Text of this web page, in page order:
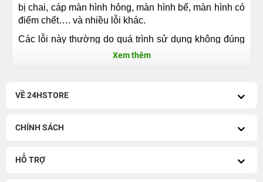
bị chai, cáp màn hình hỏng, màn hình bể, màn hình có
điểm chết…. và nhiều lỗi khác.
Các lỗi này thường do quá trình sử dụng không đúng
cách như cầm nắm máy tính không đúng cách, bộ
dài khiến bàn phím hỏng, ổ cứng hỏng, dây nguồn liên
Địa điểm sửa Laptop HP EliteBook
Với 15 năm kinh nghiệm hoạt động trong lĩnh vực sửa
Xem thêm
VỀ 24HSTORE
CHÍNH SÁCH
HỖ TRỢ